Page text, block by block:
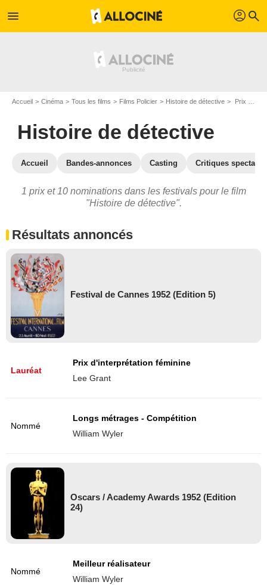
menu profil search
Accueil Cinéma Tous les films Films Policier Histoire de détective Prix et nominations pour Histoire de détective
Histoire de détective
Accueil Bandes-annonces Casting Critiques
1 prix et 10 nominations dans les festivals pour le film
"Histoire de détective".
Résultats annoncés
Festival de Cannes 1952 (Edition 5)
Lauréat
Prix d'interprétation féminine
Lee Grant
Nommé
Longs métrages - Compétition
William Wyler
Oscars / Academy Awards 1952 (Edition
24)
Nommé
Meilleur réalisateur
William Wyler